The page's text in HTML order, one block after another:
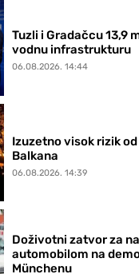
Tuzli i Gradačcu 13,9
vodnu infrastrukturu
06.08.2026. 14:44
Izuzetno visok rizik
Balkana
06.08.2026. 14:39
Doživotni zatvor za
automobilom na
Münchenu